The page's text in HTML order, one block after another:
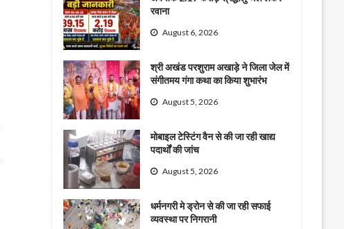
रवाना
August 6, 2026
श्री अखंड परशुराम अखाड़े ने जिला जेल में
संगीतमय गंगा कथा का किया शुभारंभ
August 5, 2026
मोबाइल टेस्टिंग वैन से की जा रही खाद्य
पदार्थों की जांच
August 5, 2026
धर्मनगरी मे ड्रोन से की जा रही सफाई
व्यवस्था पर निगरानी